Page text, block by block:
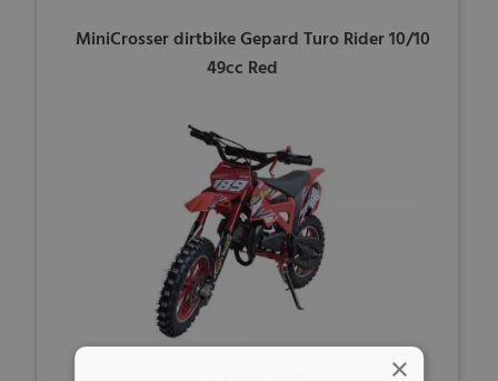
MiniCrosser dirtbike Gepard Turo Rider 10/10
49cc Red
×